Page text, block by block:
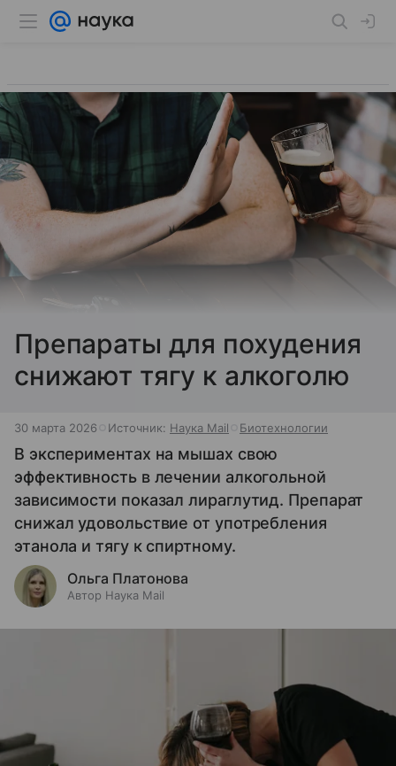
Препараты для похудения
снижают тягу к алкоголю
30 марта 2026 Источник: Наука Mail Биотехнологии
В экспериментах на мышах свою
эффективность в лечении алкогольной
зависимости показал лираглутид. Препарат
снижал удовольствие от употребления
этанола и тягу к спиртному.
Ольга Платонова
Автор Наука Mail